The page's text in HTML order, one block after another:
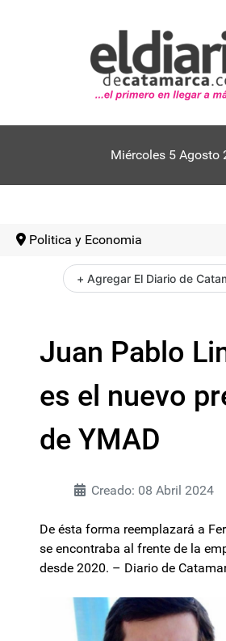
Miércoles 5 Agosto
Politica y Economia
+ Agregar El Diario de
Juan Pablo
es el nuevo
de YMAD
Creado: 08 Abril 2024
De ésta forma reemplazará a
se encontraba al frente de la
desde 2020. – Diario de